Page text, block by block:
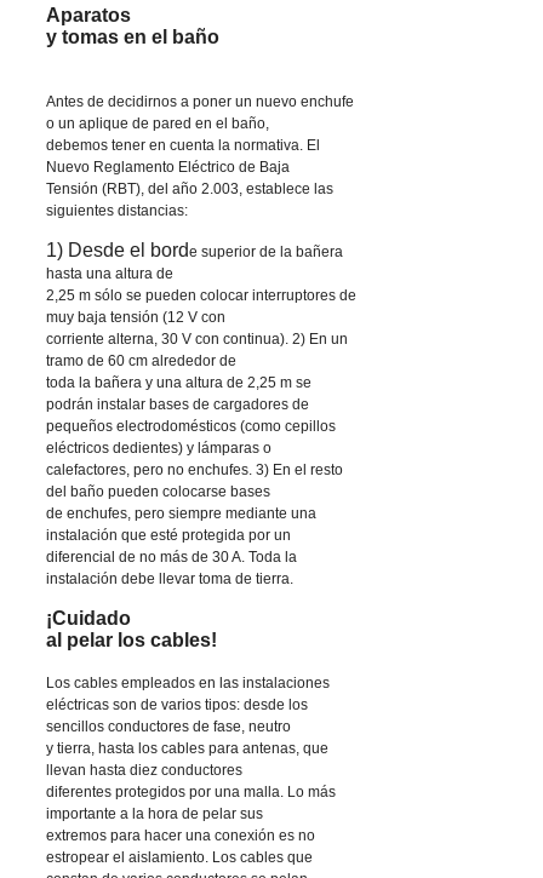
Aparatos
y tomas en el baño
Antes de decidirnos a poner un nuevo enchufe
o un aplique de pared en el baño,
debemos tener en cuenta la normativa. El
Nuevo Reglamento Eléctrico de Baja
Tensión (RBT), del año 2.003, establece las
siguientes distancias:
1) Desde el borde superior de la bañera
hasta una altura de
2,25 m sólo se pueden colocar interruptores de
muy baja tensión (12 V con
corriente alterna, 30 V con continua). 2) En un
tramo de 60 cm alrededor de
toda la bañera y una altura de 2,25 m se
podrán instalar bases de cargadores de
pequeños electrodomésticos (como cepillos
eléctricos dedientes) y lámparas o
calefactores, pero no enchufes. 3) En el resto
del baño pueden colocarse bases
de enchufes, pero siempre mediante una
instalación que esté protegida por un
diferencial de no más de 30 A. Toda la
instalación debe llevar toma de tierra.
¡Cuidado
al pelar los cables!
Los cables empleados en las instalaciones
eléctricas son de varios tipos: desde los
sencillos conductores de fase, neutro
y tierra, hasta los cables para antenas, que
llevan hasta diez conductores
diferentes protegidos por una malla. Lo más
importante a la hora de pelar sus
extremos para hacer una conexión es no
estropear el aislamiento. Los cables que